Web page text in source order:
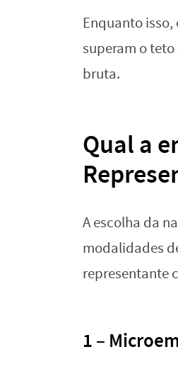
Enquanto isso,
superam o
bruta.
Qual a
A escolha da
modalidades
representante
1 –